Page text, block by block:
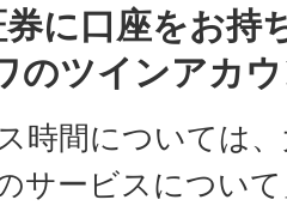
券に口座をお持
のツインアカ
時間については
サービスについ